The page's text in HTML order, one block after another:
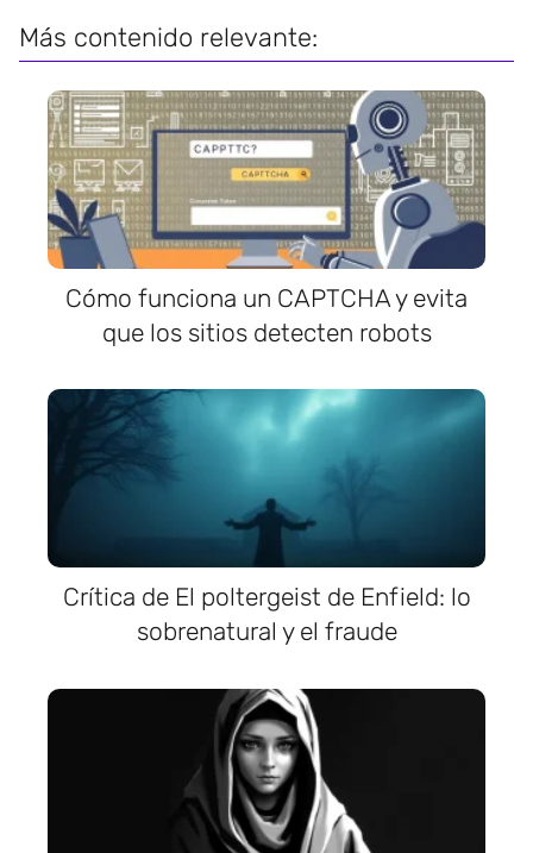
Más contenido relevante:
Cómo funciona un CAPTCHA y evita
que los sitios detecten robots
Crítica de El poltergeist de Enfield: lo
sobrenatural y el fraude